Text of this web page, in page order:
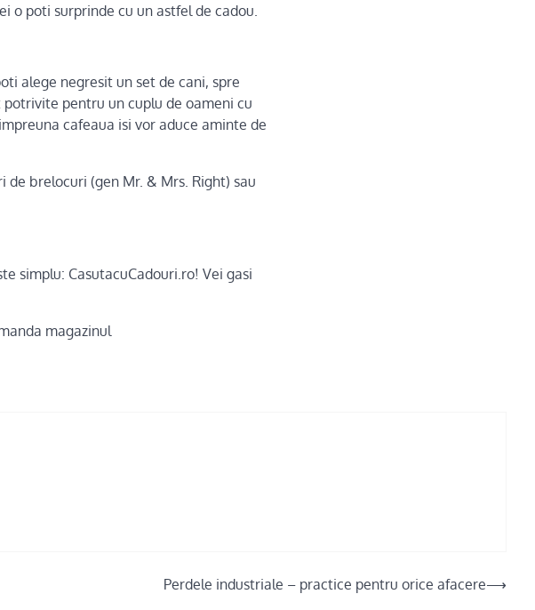
o poti surprinde cu un astfel de cadou.
alege negresit un set de cani, spre
pentru un cuplu de oameni cu
cafeaua isi vor aduce aminte de
brelocuri (gen Mr. & Mrs. Right) sau
simplu: CasutacuCadouri.ro! Vei gasi
magazinul
Perdele industriale – practice pentru orice afacere⟶